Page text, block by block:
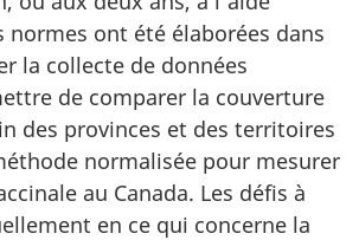
normes ont été élaborées dans
la collecte de données
de comparer la couverture
des provinces et des territoires
normalisée pour mesurer
au Canada. Les défis à
en ce qui concerne la